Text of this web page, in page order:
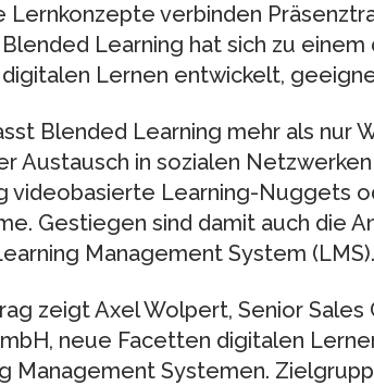
Lernkonzepte verbinden
Learning hat sich zu
Lernen entwickelt,
Blended Learning mehr als nur
Austausch in sozialen
videobasierte Learning-Nuggets
Gestiegen sind damit auch die
Management System (LMS).
zeigt Axel Wolpert, Senior
neue Facetten digitalen
Management Systemen.